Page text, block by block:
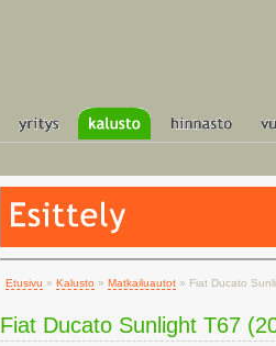
Etusivu » Kalusto » Matkailuautot » Fiat Ducato
Fiat Ducato Sunlight T67